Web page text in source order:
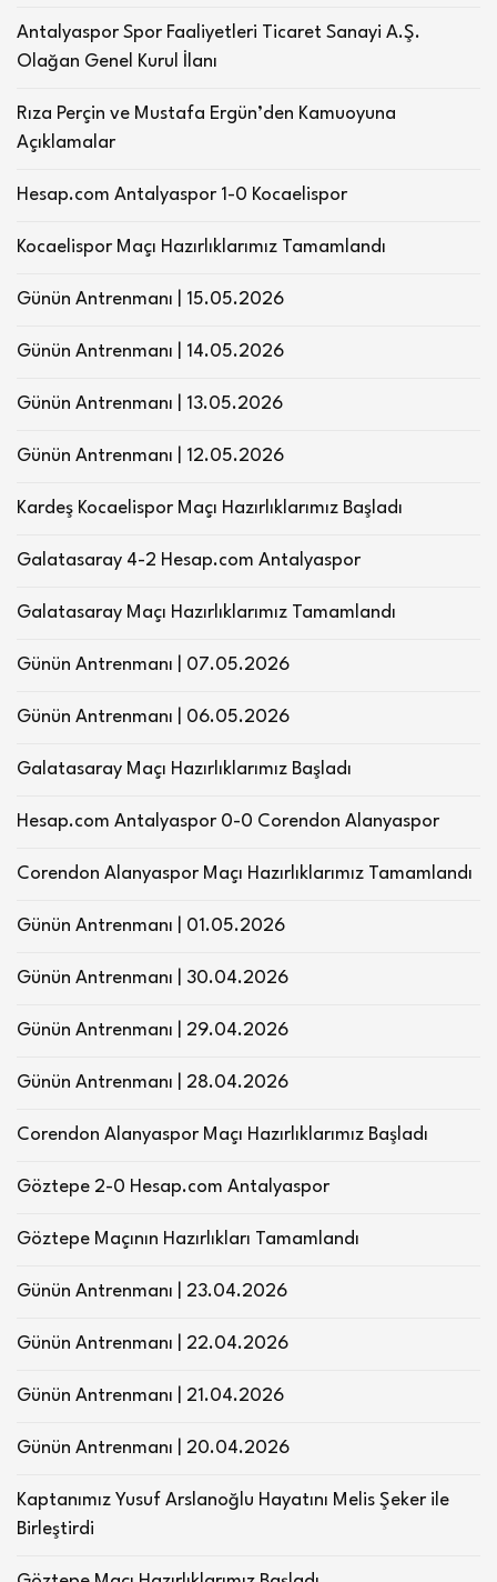
Antalyaspor Spor Faaliyetleri Ticaret Sanayi A.Ş.
Olağan Genel Kurul İlanı
Rıza Perçin ve Mustafa Ergün’den Kamuoyuna
Açıklamalar
Hesap.com Antalyaspor 1-0 Kocaelispor
Kocaelispor Maçı Hazırlıklarımız Tamamlandı
Günün Antrenmanı | 15.05.2026
Günün Antrenmanı | 14.05.2026
Günün Antrenmanı | 13.05.2026
Günün Antrenmanı | 12.05.2026
Kardeş Kocaelispor Maçı Hazırlıklarımız Başladı
Galatasaray 4-2 Hesap.com Antalyaspor
Galatasaray Maçı Hazırlıklarımız Tamamlandı
Günün Antrenmanı | 07.05.2026
Günün Antrenmanı | 06.05.2026
Galatasaray Maçı Hazırlıklarımız Başladı
Hesap.com Antalyaspor 0-0 Corendon Alanyaspor
Corendon Alanyaspor Maçı Hazırlıklarımız Tamamlandı
Günün Antrenmanı | 01.05.2026
Günün Antrenmanı | 30.04.2026
Günün Antrenmanı | 29.04.2026
Günün Antrenmanı | 28.04.2026
Corendon Alanyaspor Maçı Hazırlıklarımız Başladı
Göztepe 2-0 Hesap.com Antalyaspor
Göztepe Maçının Hazırlıkları Tamamlandı
Günün Antrenmanı | 23.04.2026
Günün Antrenmanı | 22.04.2026
Günün Antrenmanı | 21.04.2026
Günün Antrenmanı | 20.04.2026
Kaptanımız Yusuf Arslanoğlu Hayatını Melis Şeker ile
Birleştirdi